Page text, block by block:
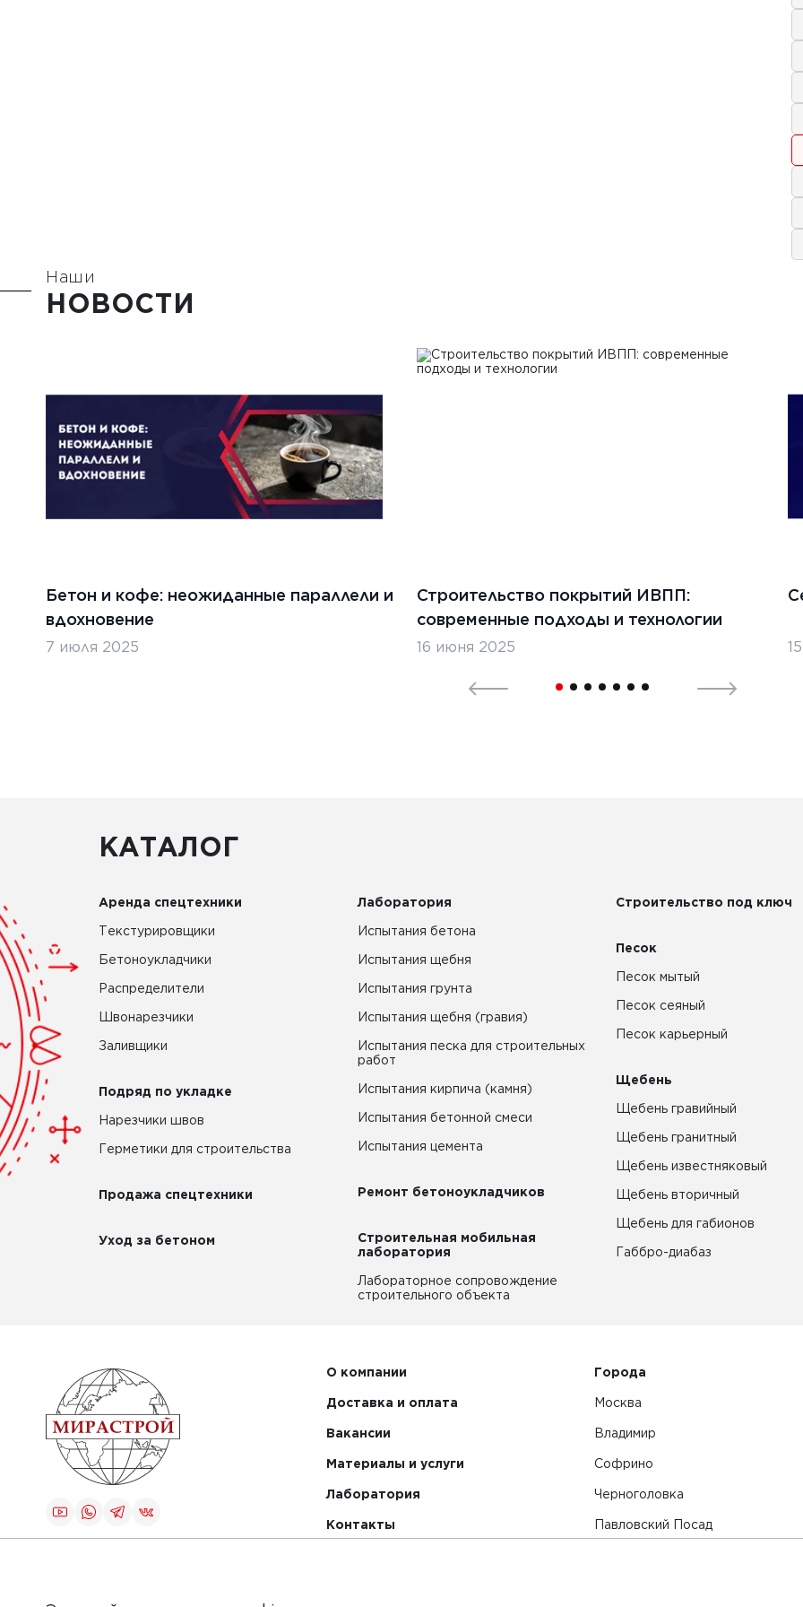
Наши
НОВОСТИ
Бетон и кофе: неожиданные параллели и
вдохновение
7 июля 2025
Строительство покрытий ИВПП:
современные подходы и технологии
16 июня 2025
КАТАЛОГ
Аренда спецтехники
Текстурировщики
Бетоноукладчики
Распределители
Швонарезчики
Заливщики
Подряд по укладке
Нарезчики швов
Герметики для строительства
Продажа спецтехники
Уход за бетоном
Лаборатория
Испытания бетона
Испытания щебня
Испытания грунта
Испытания щебня (гравия)
Испытания песка для строительных
работ
Испытания кирпича (камня)
Испытания бетонной смеси
Испытания цемента
Ремонт бетоноукладчиков
Строительная мобильная
лаборатория
Лабораторное сопровождение
строительного объекта
Строительство под ключ
Песок
Песок мытый
Песок сеяный
Песок карьерный
Щебень
Щебень гравийный
Щебень гранитный
Щебень известняковый
Щебень вторичный
Щебень для габионов
Габбро-диабаз
О компании
Доставка и оплата
Вакансии
Материалы и услуги
Лаборатория
Контакты
Города
Москва
Владимир
Софрино
Черноголовка
Павловский Посад